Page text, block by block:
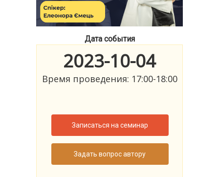
Дата события
2023-10-04
Время проведения: 17:00-18:00
Записаться на семинар
Задать вопрос автору